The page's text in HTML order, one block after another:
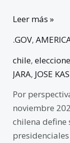
Leer más »
.GOV,
chile,
JARA, JOSE
Por
noviembre
chilena define